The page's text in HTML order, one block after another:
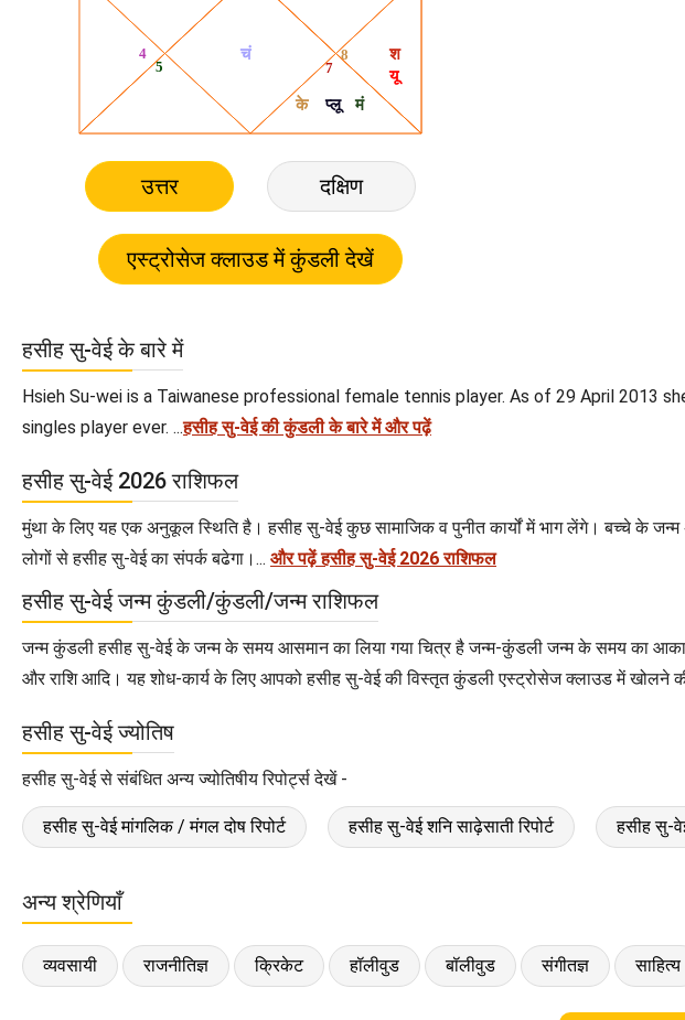
उत्तर दक्षिण
हसीह सु-वेई के बारे में
Hsieh Su-wei is a Taiwanese professional female tennis player. As of 29 April 2013
singles player ever. ...हसीह सु-वेई की कुंडली के बारे में और पढ़ें
हसीह सु-वेई 2026 राशिफल
मुंथा के लिए यह एक अनुकूल स्थिति है। हसीह सु-वेई कुछ सामाजिक व पुनीत कार्यों में भाग लेंगे। बच्चे के जन्म
लोगों से हसीह सु-वेई का संपर्क बढेगा।... और पढ़ें हसीह सु-वेई 2026 राशिफल
हसीह सु-वेई जन्म कुंडली/कुंडली/जन्म राशिफल
जन्म कुंडली हसीह सु-वेई के जन्म के समय आसमान का लिया गया चित्र है जन्म-कुंडली जन्म के समय का
और राशि आदि। यह शोध-कार्य के लिए आपको हसीह सु-वेई की विस्तृत कुंडली एस्ट्रोसेज क्लाउड में खोलने की
हसीह सु-वेई ज्योतिष
हसीह सु-वेई से संबंधित अन्य ज्योतिषीय रिपोर्ट्स देखें -
हसीह सु-वेई मांगलिक / मंगल दोष रिपोर्ट हसीह सु-वेई शनि साढ़ेसाती रिपोर्ट हसीह सु-
अन्य श्रेणियाँ
व्यवसायी राजनीतिज्ञ क्रिकेट हॉलीवुड बॉलीवुड संगीतज्ञ साहित्य